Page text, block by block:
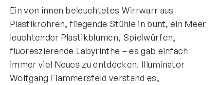
Ein von innen beleuchtetes Wirrwarr aus
Plastikrohren, fliegende Stühle in bunt, ein Meer
leuchtender Plastikblumen, Spielwürfen,
fluoreszierende Labyrinthe – es gab einfach
immer viel Neues zu entdecken. Illuminator
Wolfgang Flammersfeld verstand es,